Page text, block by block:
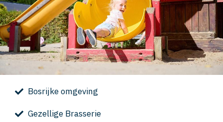
Bosrijke omgeving
Gezellige Brasserie